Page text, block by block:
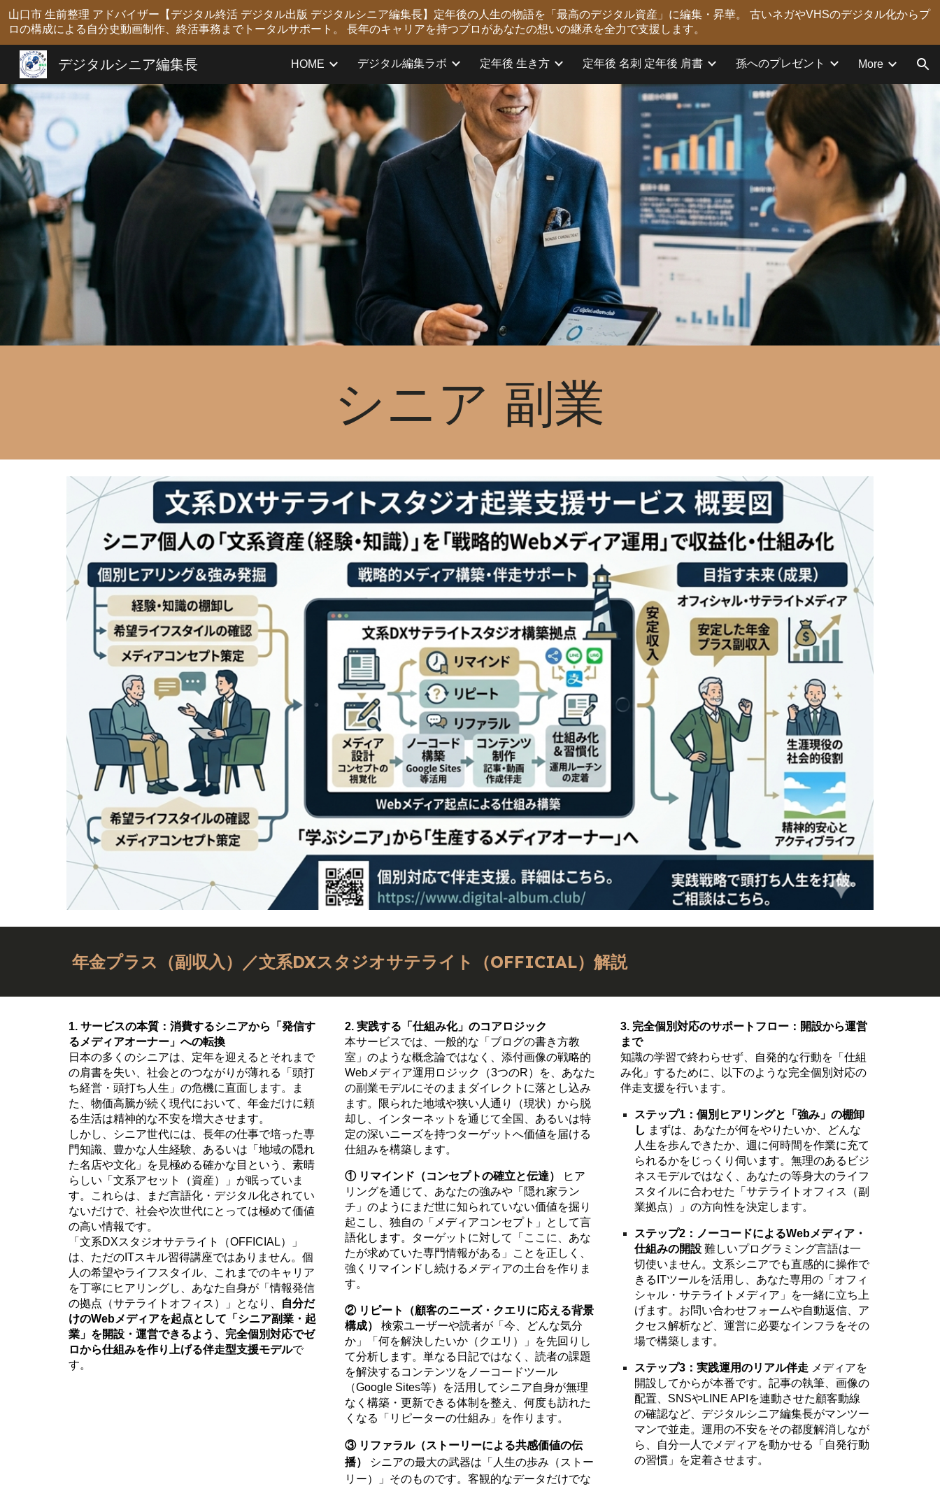
Skip to main content Skip to navigation
山口市 生前整理 アドバイザー【デジタル終活 デジタル出版 デジタルシニア編集長】定年後の人生の物語を「最高のデジタル資産」に編集・昇華。 古いネガやVHSのデジタル化からプ
ロの構成による自分史動画制作、終活事務までトータルサポート。 長年のキャリアを持つプロがあなたの想いの継承を全力で支援します。
デジタルシニア編集長 HOME デジタル編集ラボ 定年後 生き方 定年後 名刺 定年後 肩書 孫へのプレゼント More
シニア 副業
年金プラス（副収入）／文系DXスタジオサテライト（OFFICIAL）解説
1. サービスの本質：消費するシニアから「発信す
るメディアオーナー」への転換
日本の多くのシニアは、定年を迎えるとそれまで
の肩書を失い、社会とのつながりが薄れる「頭打
ち経営・頭打ち人生」の危機に直面します。ま
た、物価高騰が続く現代において、年金だけに頼
る生活は精神的な不安を増大させます。
しかし、シニア世代には、長年の仕事で培った専
門知識、豊かな人生経験、あるいは「地域の隠れ
た名店や文化」を見極める確かな目という、素晴
らしい「文系アセット（資産）」が眠っていま
す。これらは、まだ言語化・デジタル化されてい
ないだけで、社会や次世代にとっては極めて価値
の高い情報です。
「文系DXスタジオサテライト（OFFICIAL）」
は、ただのITスキル習得講座ではありません。個
人の希望やライフスタイル、これまでのキャリア
を丁寧にヒアリングし、あなた自身が「情報発信
の拠点（サテライトオフィス）」となり、
自分だ
けのWebメディアを起点として「シニア副業・起
業」を開設・運営できるよう、完全個別対応でゼ
ロから仕組みを作り上げる伴走型支援モデルで
す。
2. 実践する「仕組み化」のコアロジック
本サービスでは、一般的な「ブログの書き方教
室」のような概念論ではなく、添付画像の戦略的
Webメディア運用ロジック（3つのR）を、あなた
の副業モデルにそのままダイレクトに落とし込み
ます。限られた地域や狭い人通り（現状）から脱
却し、インターネットを通じて全国、あるいは特
定の深いニーズを持つターゲットへ価値を届ける
仕組みを構築します。
① リマインド（コンセプトの確立と伝達）
ヒア
リングを通じて、あなたの強みや「隠れ家ラン
チ」のようにまだ世に知られていない価値を掘り
起こし、独自の「メディアコンセプト」として言
語化します。ターゲットに対して「ここに、あな
たが求めていた専門情報がある」ことを正しく、
強くリマインドし続けるメディアの土台を作りま
す。
② リピート（顧客のニーズ・クエリに応える背景
構成）
検索ユーザーや読者が「今、どんな気分
か」「何を解決したいか（クエリ）」を先回りし
て分析します。単なる日記ではなく、読者の課題
を解決するコンテンツをノーコードツール
（Google Sites等）を活用してシニア自身が無理
なく構築・更新できる体制を整え、何度も訪れた
くなる「リピーターの仕組み」を作ります。
③ リファラル（ストーリーによる共感価値の伝
播）
シニアの最大の武器は「人生の歩み（ストー
リー）」そのものです。客観的なデータだけでな
3. 完全個別対応のサポートフロー：開設から運営
まで
知識の学習で終わらせず、自発的な行動を「仕組
み化」するために、以下のような完全個別対応の
伴走支援を行います。
ステップ1：個別ヒアリングと「強み」の棚卸
し まずは、あなたが何をやりたいか、どんな
人生を歩んできたか、週に何時間を作業に充て
られるかをじっくり伺います。無理のあるビジ
ネスモデルではなく、あなたの等身大のライフ
スタイルに合わせた「サテライトオフィス（副
業拠点）」の方向性を決定します。
ステップ2：ノーコードによるWebメディア・
仕組みの開設 難しいプログラミング言語は一
切使いません。文系シニアでも直感的に操作で
きるITツールを活用し、あなた専用の「オフィ
シャル・サテライトメディア」を一緒に立ち上
げます。お問い合わせフォームや自動返信、ア
クセス解析など、運営に必要なインフラをその
場で構築します。
ステップ3：実践運用のリアル伴走 メディアを
開設してからが本番です。記事の執筆、画像の
配置、SNSやLINE APIを連動させた顧客動線
の確認など、デジタルシニア編集長がマンツー
マンで並走。運用の不安をその都度解消しなが
ら、自分一人でメディアを動かせる「自発行動
の習慣」を定着させます。